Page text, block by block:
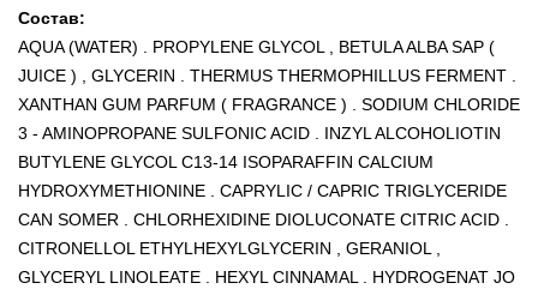
Состав:
AQUA (WATER) . PROPYLENE GLYCOL , BETULA ALBA SAP (
JUICE ) , GLYCERIN . THERMUS THERMOPHILLUS FERMENT .
XANTHAN GUM PARFUM ( FRAGRANCE ) . SODIUM CHLORIDE
3 - AMINOPROPANE SULFONIC ACID . INZYL ALCOHOLIOTIN
BUTYLENE GLYCOL C13-14 ISOPARAFFIN CALCIUM
HYDROXYMETHIONINE . CAPRYLIC / CAPRIC TRIGLYCERIDE
CAN SOMER . CHLORHEXIDINE DIOLUCONATE CITRIC ACID .
CITRONELLOL ETHYLHEXYLGLYCERIN , GERANIOL ,
GLYCERYL LINOLEATE . HEXYL CINNAMAL . HYDROGENAT JO